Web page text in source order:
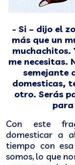
- Si – dijo el
más que un
muchachitos.
me necesitas.
semejante
domesticas,
otro. Serás
para
Con este
domesticar a
tiempo con
somos, lo que